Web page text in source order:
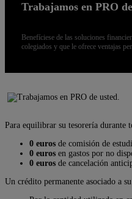
Trabajamos en PRO
Benefíciese de las soluciones
colegiados y que le ofrece ventajas
Para equilibrar su tesorería durante
0 euros de comisión de
0 euros en gastos por no
0 euros de cancelación
Un crédito permanente asociado a su